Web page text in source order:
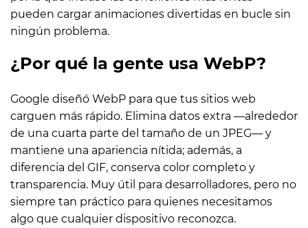
pueden cargar animaciones divertidas en bucle sin
ningún problema.
¿Por qué la gente usa WebP?
Google diseñó WebP para que tus sitios web
carguen más rápido. Elimina datos extra —alrededor
de una cuarta parte del tamaño de un JPEG— y
mantiene una apariencia nítida; además, a
diferencia del GIF, conserva color completo y
transparencia. Muy útil para desarrolladores, pero no
siempre tan práctico para quienes necesitamos
algo que cualquier dispositivo reconozca.